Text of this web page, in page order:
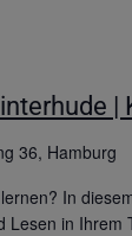
|
36, Hamburg
In
Lesen in